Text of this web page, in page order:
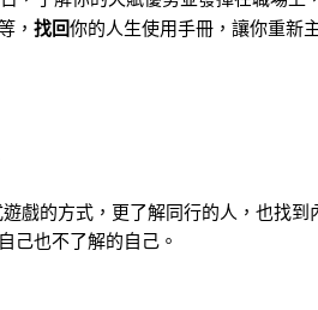
， 找回你的人生使用手冊，讓你重新
戲的方式，更了解同行的人，也找到
己也不了解的自己。